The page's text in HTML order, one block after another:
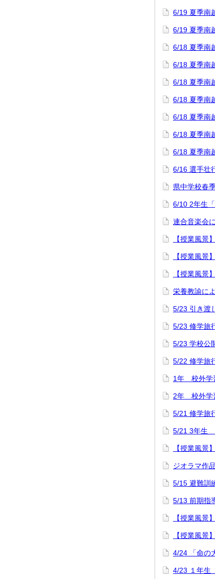
6/19 夏季
6/19 夏季南
6/18 夏季南
6/18 夏季南
6/18 夏季
6/18 夏季南
6/18 夏季南
6/18 夏季
6/18 夏季南
6/16 選手壮
県中学校春
6/10 2年生「
連合音楽会
【授業風景
【授業風景
【授業風景
栄養教諭に
5/23 引き渡
5/23 修学旅
5/23 学校公
5/22 修学旅
1年 校外学
2年 校外学
5/21 修学旅
5/21 3年生
【授業風景
ジオラマ作
5/15 避難訓
5/13 前期指
【授業風景
【授業風景
4/24 「命の
4/23 １年生